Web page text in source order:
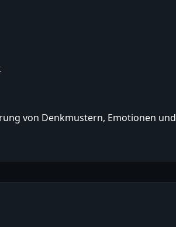
von Denkmustern, Emotionen und